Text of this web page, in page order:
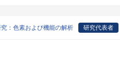
：色素および機能の解析 研究代表者